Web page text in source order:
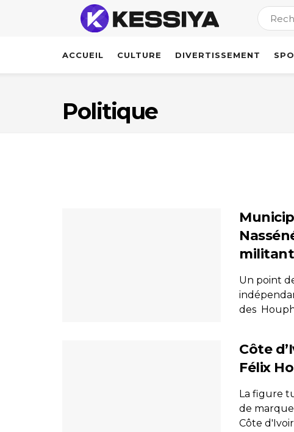
ACCUEIL CULTURE DIVERTISSEMENT
Politique
Un point
des
Côte
Félix
La figure
de
Côte